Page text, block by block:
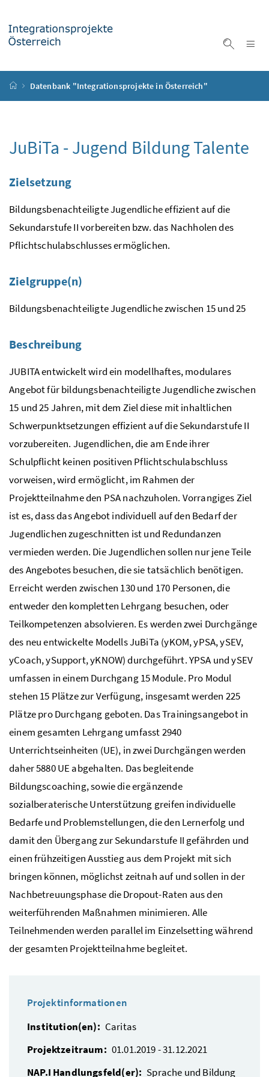
Startseite
Datenbank "Integrationsprojekte in Österreich"
JuBiTa - Jugend Bildung Talente
Zielsetzung
Bildungsbenachteiligte Jugendliche effizient auf die
Sekundarstufe II vorbereiten bzw.das Nachholen des
Pflichtschulabschlusses ermöglichen.
Zielgruppe(n)
Bildungsbenachteiligte Jugendliche zwischen 15 und 25
Beschreibung
JUBITA entwickelt wird ein modellhaftes, modulares
Angebot für bildungsbenachteiligte Jugendliche zwischen
15 und 25 Jahren, mit dem Ziel diese mit inhaltlichen
Schwerpunktsetzungen effizient auf die Sekundarstufe II
vorzubereiten. Jugendlichen, die am Ende ihrer
Schulpflicht keinen positiven Pflichtschulabschluss
vorweisen, wird ermöglicht, im Rahmen der
Projektteilnahme den PSA nachzuholen. Vorrangiges Ziel
ist es, dass das Angebot individuell auf den Bedarf der
Jugendlichen zugeschnitten ist und Redundanzen
vermieden werden. Die Jugendlichen sollen nur jene Teile
des Angebotes besuchen, die sie tatsächlich benötigen.
Erreicht werden zwischen 130 und 170 Personen, die
entweder den kompletten Lehrgang besuchen, oder
Teilkompetenzen absolvieren. Es werden zwei Durchgänge
des neu entwickelte Modells JuBiTa (yKOM, yPSA, ySEV,
yCoach, ySupport, yKNOW) durchgeführt. YPSA und ySEV
umfassen in einem Durchgang 15 Module. Pro Modul
stehen 15 Plätze zur Verfügung, insgesamt werden 225
Plätze pro Durchgang geboten. Das Trainingsangebot in
einem gesamten Lehrgang umfasst 2940
Unterrichtseinheiten (UE), in zwei Durchgängen werden
daher 5880 UE abgehalten. Das begleitende
Bildungscoaching, sowie die ergänzende
sozialberaterische Unterstützung greifen individuelle
Bedarfe und Problemstellungen, die den Lernerfolg und
damit den Übergang zur Sekundarstufe II gefährden und
einen frühzeitigen Ausstieg aus dem Projekt mit sich
bringen können, möglichst zeitnah auf und sollen in der
Nachbetreuungsphase die Dropout-Raten aus den
weiterführenden Maßnahmen minimieren. Alle
Teilnehmenden werden parallel im Einzelsetting während
der gesamten Projektteilnahme begleitet.
Projektinformationen
Institution(en): Caritas
Projektzeitraum: 01.01.2019 - 31.12.2021
NAP.I Handlungsfeld(er): Sprache und Bildung